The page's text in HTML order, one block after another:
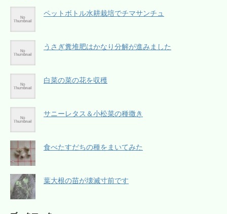
ペットボトル水耕栽培でチマサンチュ
うさぎ糞堆肥はかなり分解が進みました
白菜の菜の花を収穫
サニーレタス＆小松菜の種撒き
食べたすだちの種をまいてみた
葉大根の苗が壊滅寸前です